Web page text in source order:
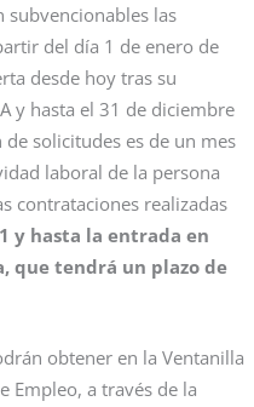
subvencionables las
del día 1 de enero de
desde hoy tras su
y hasta el 31 de diciembre
solicitudes es de un mes
laboral de la persona
contrataciones realizadas
y hasta la entrada en
que tendrá un plazo de
obtener en la Ventanilla
Empleo, a través de la